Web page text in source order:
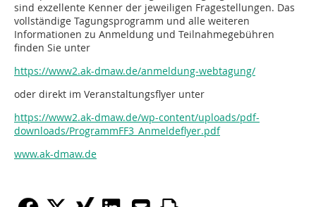
sind exzellente Kenner der jeweiligen Fragestellungen. Das
vollständige Tagungsprogramm und alle weiteren
Informationen zu Anmeldung und Teilnahmegebühren
finden Sie unter
https://www2.ak-dmaw.de/anmeldung-webtagung/
oder direkt im Veranstaltungsflyer unter
https://www2.ak-dmaw.de/wp-content/uploads/pdf-
downloads/ProgrammFF3_Anmeldeflyer.pdf
www.ak-dmaw.de